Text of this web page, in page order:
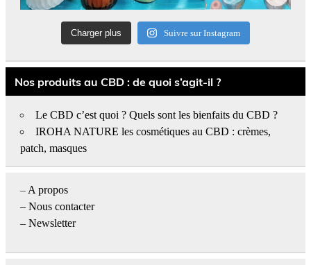
Charger plus Suivre sur Instagram
Nos produits au CBD : de quoi s’agit-il ?
Le CBD c’est quoi ? Quels sont les bienfaits du CBD ?
IROHA NATURE les cosmétiques au CBD : crèmes,
patch, masques
– A propos
– Nous contacter
– Newsletter